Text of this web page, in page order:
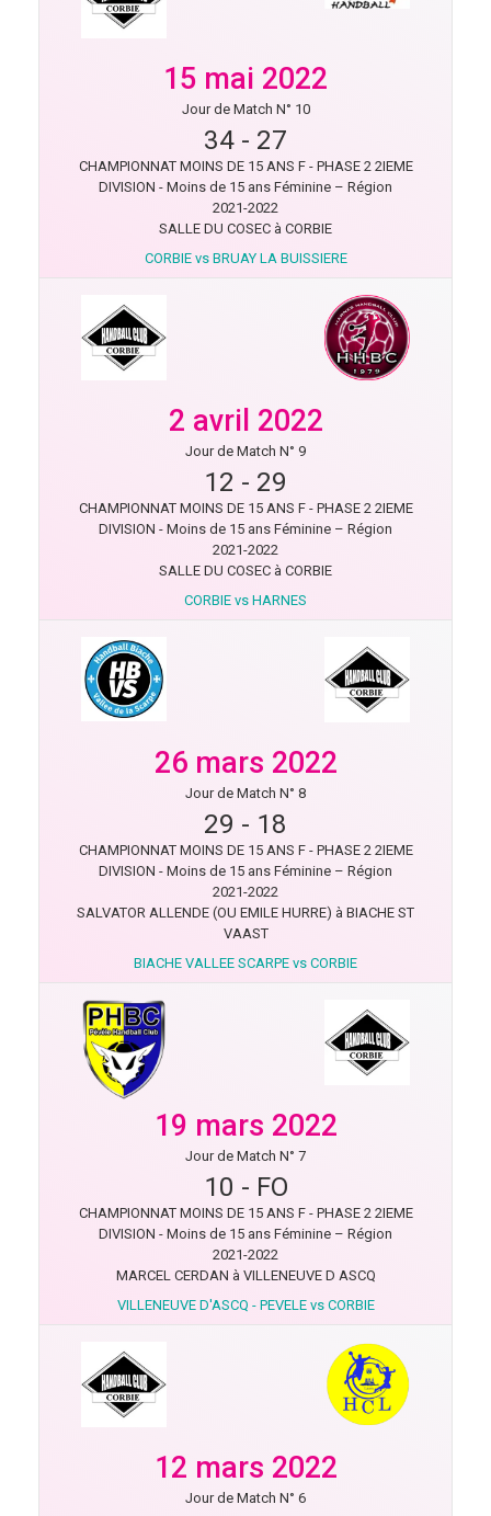
15 mai 2022
Jour de Match N° 10
34 - 27
CHAMPIONNAT MOINS DE 15 ANS F - PHASE 2 2IEME
DIVISION - Moins de 15 ans Féminine – Région
2021-2022
SALLE DU COSEC à CORBIE
CORBIE vs BRUAY LA BUISSIERE
2 avril 2022
Jour de Match N° 9
12 - 29
CHAMPIONNAT MOINS DE 15 ANS F - PHASE 2 2IEME
DIVISION - Moins de 15 ans Féminine – Région
2021-2022
SALLE DU COSEC à CORBIE
CORBIE vs HARNES
26 mars 2022
Jour de Match N° 8
29 - 18
CHAMPIONNAT MOINS DE 15 ANS F - PHASE 2 2IEME
DIVISION - Moins de 15 ans Féminine – Région
2021-2022
SALVATOR ALLENDE (OU EMILE HURRE) à BIACHE ST
VAAST
BIACHE VALLEE SCARPE vs CORBIE
19 mars 2022
Jour de Match N° 7
10 - FO
CHAMPIONNAT MOINS DE 15 ANS F - PHASE 2 2IEME
DIVISION - Moins de 15 ans Féminine – Région
2021-2022
MARCEL CERDAN à VILLENEUVE D ASCQ
VILLENEUVE D'ASCQ - PEVELE vs CORBIE
12 mars 2022
Jour de Match N° 6